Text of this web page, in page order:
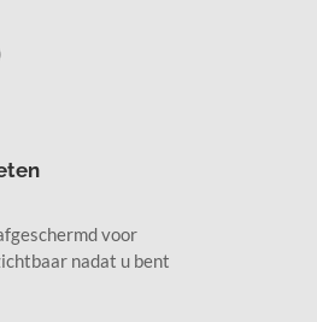
voor
nadat u bent